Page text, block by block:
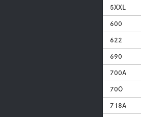
5XXL
600
622
690
700A
70O
718A